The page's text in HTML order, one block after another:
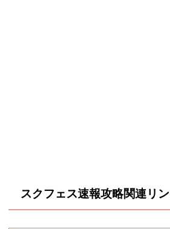
スクフェス速報攻略関連リ